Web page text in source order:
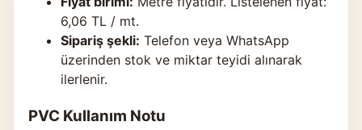
6,06 TL / mt.
Sipariş şekli: Telefon veya WhatsApp
üzerinden stok ve miktar teyidi alınarak
ilerlenir.
PVC Kullanım Notu